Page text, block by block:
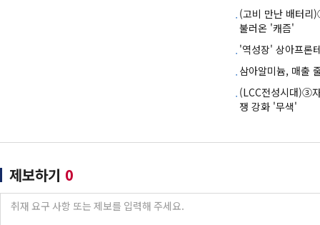
(고비 만난 배터리
불러온 '캐즘'
'역성장' 상아프론
삼아알미늄, 매출
(LCC전성시대)③
쟁 강화 '무색'
제보하기 0